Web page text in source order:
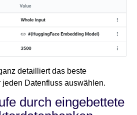
detailliert das beste
jeden Datenfluss auswählen.
durch eingebettete